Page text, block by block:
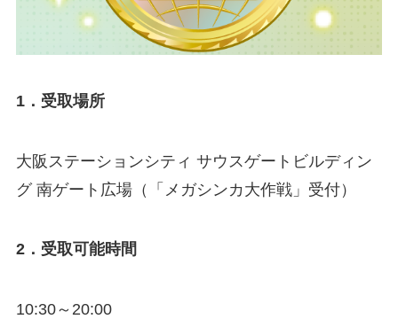
1．受取場所
大阪ステーションシティ サウスゲートビルディン
グ 南ゲート広場（「メガシンカ大作戦」受付）
2．受取可能時間
10:30～20:00